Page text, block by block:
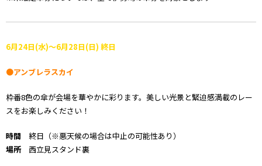
6月24日(水)～6月28日(日) 終日
●アンブレラスカイ
枠番8色の傘が会場を華やかに彩ります。美しい光景と緊迫感満載のレー
スをお楽しみください！
時間 終日（※悪天候の場合は中止の可能性あり）
場所西立見スタンド裏